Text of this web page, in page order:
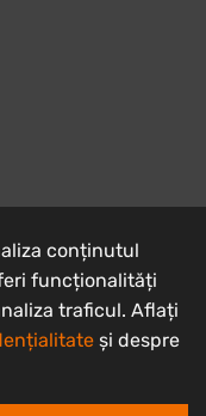
conținutul
funcționalități
traficul. Aflați
și despre